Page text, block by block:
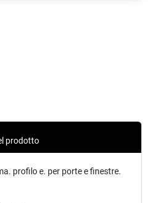
prodotto
profilo e. per porte e finestre.